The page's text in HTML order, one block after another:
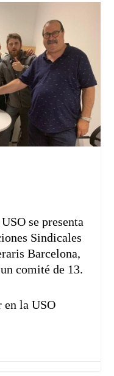
se presenta
Sindicales
Barcelona,
comité de 13.
en la USO